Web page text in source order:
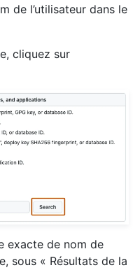
de l’utilisateur dans le
cliquez sur
exacte de nom de
sous « Résultats de la